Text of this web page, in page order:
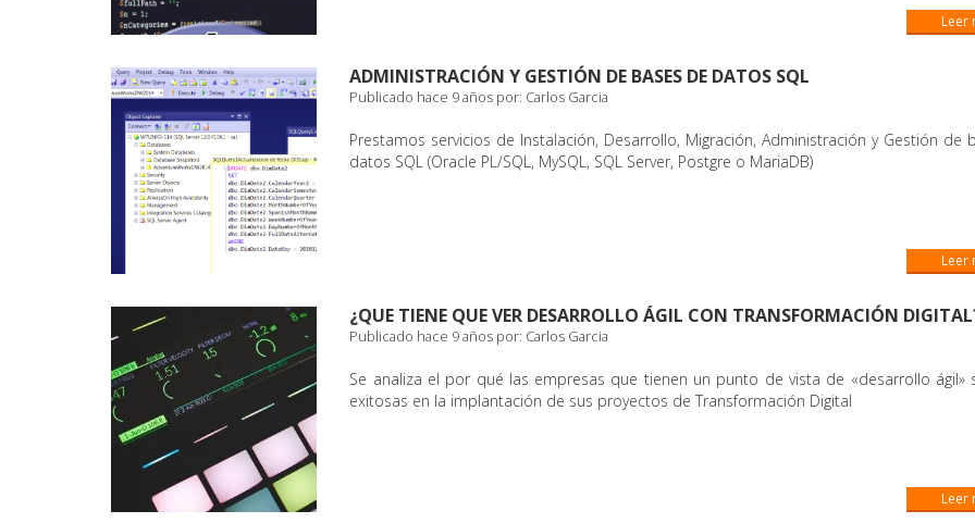
Leer
ADMINISTRACIÓN Y GESTIÓN DE BASES DE DATOS SQL
Publicado hace 9 años por: Carlos Garcia
Prestamos servicios de Instalación, Desarrollo, Migración, Administración y Gestión de
datos SQL (Oracle PL/SQL, MySQL, SQL Server, Postgre o MariaDB)
Leer
¿QUE TIENE QUE VER DESARROLLO ÁGIL CON TRANSFORMACIÓN
Publicado hace 9 años por: Carlos Garcia
Se analiza el por qué las empresas que tienen un punto de vista de «desarrollo ágil»
exitosas en la implantación de sus proyectos de Transformación Digital
Leer